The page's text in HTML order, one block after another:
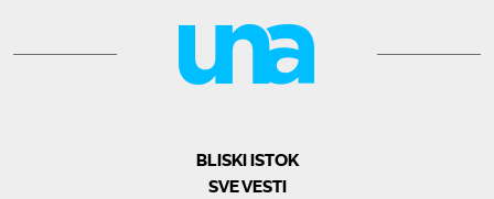
BLISKI ISTOK
SVE VESTI